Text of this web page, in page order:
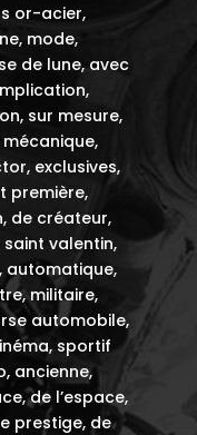
or-acier,
mode,
de lune, avec
sur mesure,
exclusives,
première,
de créateur,
valentin,
automatique,
militaire,
automobile,
sportif
ancienne,
de l’espace,
prestige, de